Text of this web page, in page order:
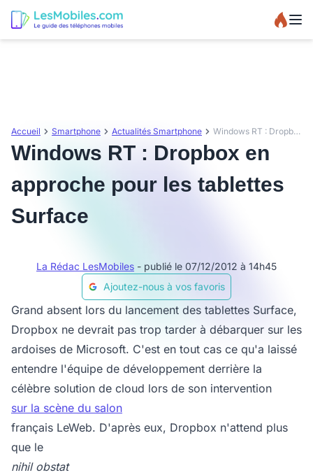
Accueil Smartphone Actualités Smartphone Windows RT : Dropbox en approche pour les tablettes Surface
Windows RT : Dropbox en
approche pour les tablettes
Surface
La Rédac LesMobiles - publié le 07/12/2012 à 14h45
Ajoutez-nous à vos favoris
Grand absent lors du lancement des tablettes Surface,
Dropbox ne devrait pas trop tarder à débarquer sur les
ardoises de Microsoft. C'est en tout cas ce qu'a laissé
entendre l'équipe de développement derrière la
célèbre solution de cloud lors de son intervention
sur la scène du salon
français LeWeb. D'après eux, Dropbox n'attend plus
que le
nihil obstat